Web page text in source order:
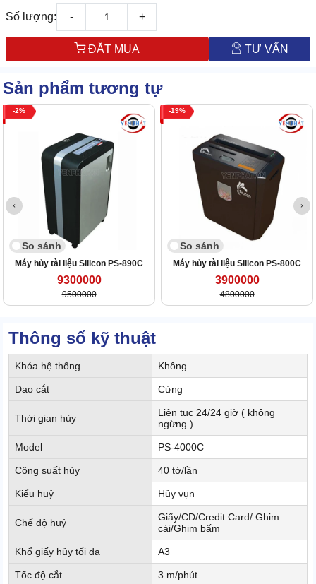
Số lượng: - +
ĐẶT MUA TƯ VẤN
Sản phẩm tương tự
2
So sánh
Máy hủy tài liệu Silicon PS-890C
9300000
9500000
19
So sánh
Máy hủy tài liệu Silicon PS-800C
3900000
4800000
Thông số kỹ thuật
Khóa hệ thống Không
Dao cắt Cứng
Thời gian hủy
Liên tục 24/24 giờ ( không
ngừng )
Model PS-4000C
Công suất hủy 40 tờ/lần
Kiểu huỷ Hủy vụn
Chế độ huỷ
Giấy/CD/Credit Card/ Ghim
cài/Ghim bấm
Khổ giấy hủy tối đa A3
Tốc độ cắt 3 m/phút